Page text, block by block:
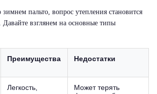
зимнем пальто, вопрос утепления становится
взглянем на основные типы
Преимущества Недостатки
Легкость,
Может терять